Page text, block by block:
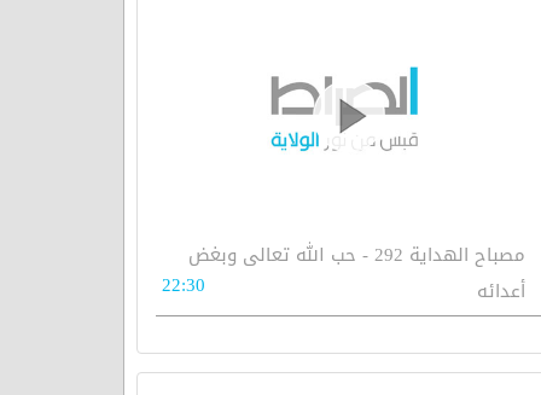
مصباح الهداية 292 - حب الله تعالى وبغض
أعدائه
22:30